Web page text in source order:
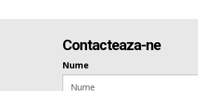
Contacteaza-ne
Nume